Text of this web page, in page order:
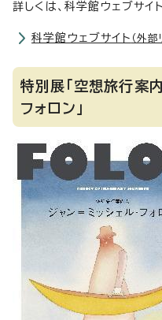
詳しくは、科学館ウェブサイ
科学館ウェブサイト （外部
特別展「空想旅行案
フォロン」